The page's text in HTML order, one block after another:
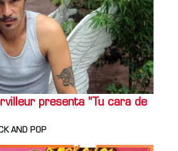
presenta "Tu cara de
AND POP